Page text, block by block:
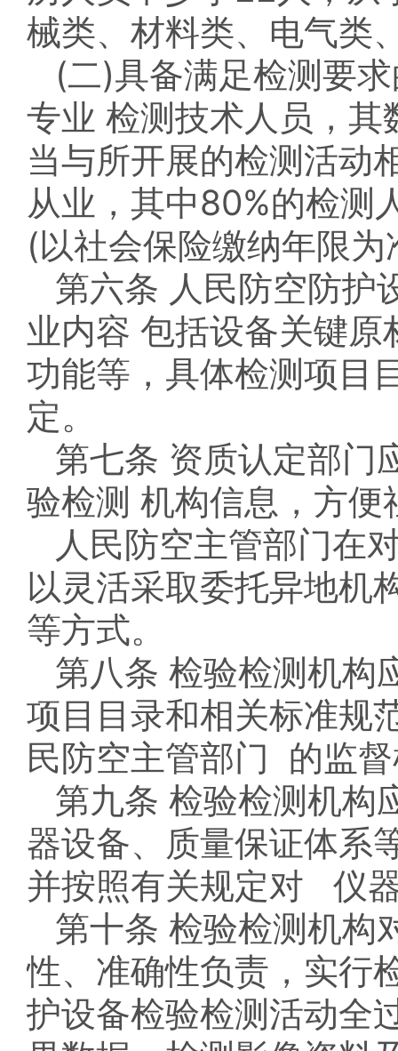
械类、材料类、电气类
(二)具备满足检测要
专业 检测技术人员，
当与所开展的检测活动
从业，其中80%的检测
(以社会保险缴纳年限为
第六条 人民防空防护
业内容 包括设备关键
功能等，具体检测项目
定。
第七条 资质认定部门
验检测 机构信息，方便
人民防空主管部门在
以灵活采取委托异地机
等方式。
第八条 检验检测机构
项目目录和相关标准规
民防空主管部门 的监
第九条 检验检测机构
器设备、质量保证体系
并按照有关规定对 仪
第十条 检验检测机构
性、准确性负责，实行
护设备检验检测活动全